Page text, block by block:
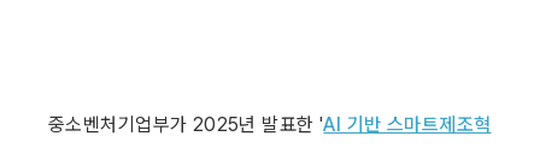
중소벤처기업부가 2025년 발표한 'AI 기반 스마트제조혁